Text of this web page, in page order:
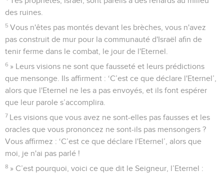
des ruines.
5 Vous n'êtes pas montés devant les brèches, vous n'avez
pas construit de mur pour la communauté d'Israël afin de
tenir ferme dans le combat, le jour de l'Eternel.
6 » Leurs visions ne sont que fausseté et leurs prédictions
que mensonge. Ils affirment : ‘C’est ce que déclare l'Eternel’,
alors que l'Eternel ne les a pas envoyés, et ils font espérer
que leur parole s’accomplira.
7 Les visions que vous avez ne sont-elles pas fausses et les
oracles que vous prononcez ne sont-ils pas mensongers ?
Vous affirmez : ‘C’est ce que déclare l'Eternel’, alors que
moi, je n'ai pas parlé !
8 » C’est pourquoi, voici ce que dit le Seigneur, l’Eternel :